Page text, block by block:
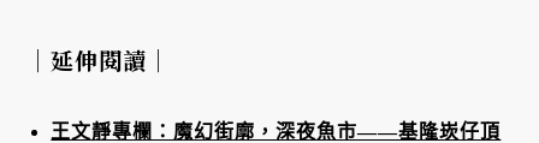
｜延伸閱讀｜
王文靜專欄：魔幻街廓，深夜魚市——基隆崁仔頂